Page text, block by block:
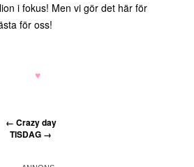
i fokus! Men vi gör det här för
för oss!
♥
← Crazy day
TISDAG →